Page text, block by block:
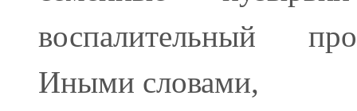
воспалительный
Иными словами,